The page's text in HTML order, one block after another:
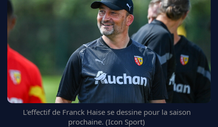
MANCHESTER UNITED
CHELSEA
ARSENAL
BAYERN
L'AVIS DE LA RÉDAC'
L'effectif de Franck Haise se dessine pour la saison
prochaine. (Icon Sport)